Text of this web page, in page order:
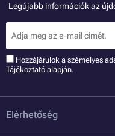
Legújabb információk az
Hozzájárulok a szémelyes
Tájékoztató alapján.
Elérhetőség